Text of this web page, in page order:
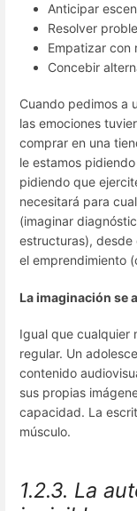
Anticipar
Resolver
Empatizar con
Concebir
Cuando pedimos a
las emociones
comprar en una
le estamos
pidiendo que
necesitará para
(imaginar
estructuras), desde
el emprendimiento
La imaginación se
Igual que cualquier
regular. Un
contenido
sus propias
capacidad. La
músculo.
1.2.3. La